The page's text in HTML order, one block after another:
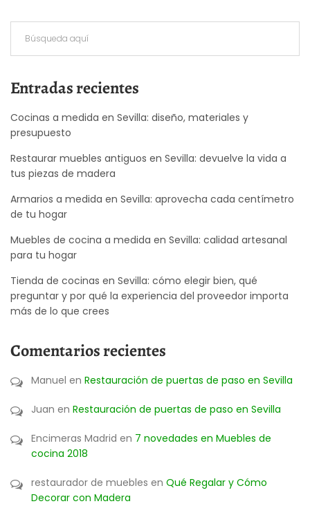
Entradas recientes
Cocinas a medida en Sevilla: diseño, materiales y
presupuesto
Restaurar muebles antiguos en Sevilla: devuelve la vida a
tus piezas de madera
Armarios a medida en Sevilla: aprovecha cada centímetro
de tu hogar
Muebles de cocina a medida en Sevilla: calidad artesanal
para tu hogar
Tienda de cocinas en Sevilla: cómo elegir bien, qué
preguntar y por qué la experiencia del proveedor importa
más de lo que crees
Comentarios recientes
Manuel en Restauración de puertas de paso en Sevilla
Juan en Restauración de puertas de paso en Sevilla
Encimeras Madrid en 7 novedades en Muebles de
cocina 2018
restaurador de muebles en Qué Regalar y Cómo
Decorar con Madera